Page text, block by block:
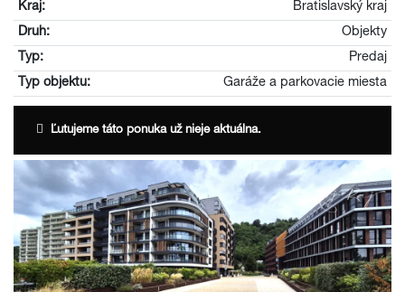
Kraj:
Bratislavský kraj
Druh:
Objekty
Typ:
Predaj
Typ objektu:
Garáže a parkovacie miesta
Ľutujeme táto ponuka už nieje aktuálna.